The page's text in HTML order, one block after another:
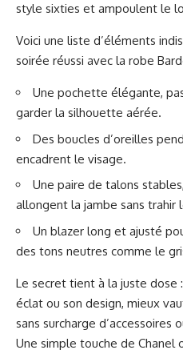
style sixties et ampoulent le
Voici une liste d’éléments
soirée réussi avec la robe
Une pochette élégante,
garder la silhouette aérée.
Des boucles d’oreilles
encadrent le visage.
Une paire de talons
allongent la jambe sans trahir
Un blazer long et ajusté
des tons neutres comme le
Le secret tient à la juste dose
éclat ou son design, mieux
sans surcharge d’accessoires
Une simple touche de Chanel